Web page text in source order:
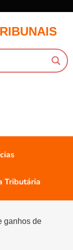
Tributária
ganhos de